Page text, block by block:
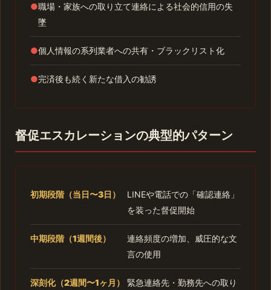
●職場・家族への取り立て連絡による社会的信用の失
墜
●個人情報の系列業者への共有・ブラックリスト化
●完済後も続く新たな借入の勧誘
督促エスカレーションの典型的パターン
初期段階（当日〜3日）
LINEや電話での「確認連絡」
を装った督促開始
中期段階（1週間後）
連絡頻度の増加、威圧的な文
言の使用
深刻化（2週間〜1ヶ月）
緊急連絡先・勤務先への取り